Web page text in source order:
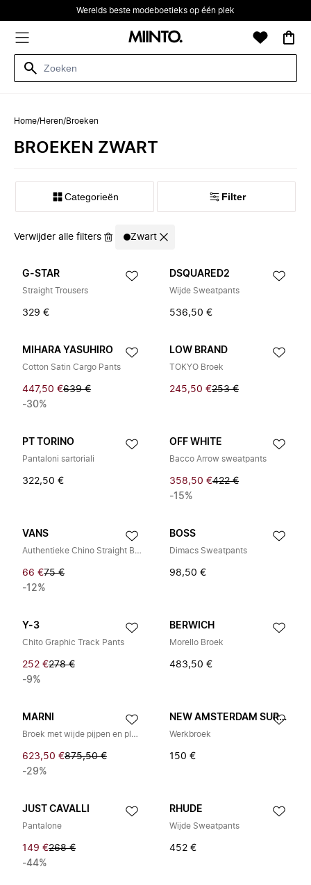
Werelds beste modeboetieks op één plek
Home/Heren/Broeken
BROEKEN ZWART
Categorieën Filter
Verwijder alle filters Zwart
G-STAR
Straight Trousers
329 €
DSQUARED2
Wijde Sweatpants
536,50 €
MIHARA YASUHIRO
Cotton Satin Cargo Pants
447,50 €639 €
-30%
LOW BRAND
TOKYO Broek
245,50 €253 €
PT TORINO
Pantaloni sartoriali
322,50 €
OFF WHITE
Bacco Arrow sweatpants
358,50 €422 €
-15%
VANS
Authentieke Chino Straight Broek
66 €75 €
-12%
BOSS
Dimacs Sweatpants
98,50 €
Y-3
Chito Graphic Track Pants
252 €278 €
-9%
BERWICH
Morello Broek
483,50 €
MARNI
Broek met wijde pijpen en plooien
623,50 €875,50 €
-29%
NEW AMSTERDAM SURF ASSOCIATION
Werkbroek
150 €
JUST CAVALLI
Pantalone
149 €268 €
-44%
RHUDE
Wijde Sweatpants
452 €